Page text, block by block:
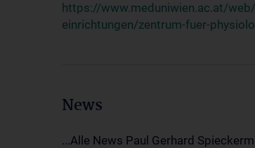
https://www.meduniwien.ac.at/
einrichtungen/zentrum-fuer-
News
...Alle News Paul Gerhard